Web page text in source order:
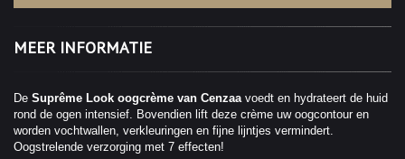
MEER INFORMATIE
De Suprême Look oogcrème van Cenzaavoedt en hydrateert de huid
rond de ogen intensief. Bovendien lift deze crème uw oogcontour en
worden vochtwallen, verkleuringen en fijne lijntjes vermindert.
Oogstrelende verzorging met 7 effecten!